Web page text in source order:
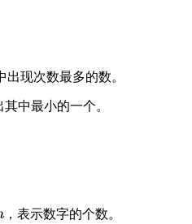
现次数最多的数。
中最小的一个。
，表示数字的个数。